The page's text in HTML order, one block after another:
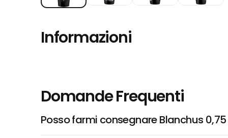
Informazioni
Domande Frequenti
Posso farmi consegnare Blanchus 0,75